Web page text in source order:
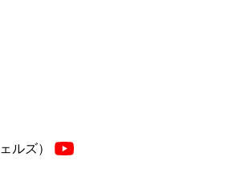
ルズ）